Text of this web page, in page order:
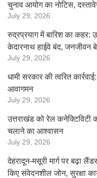
चुनाव आयोग का नोटिस,
July 29, 2026
रुद्रप्रयाग में बारिश का
केदारनाथ हाईवे बंद, जनजीवन
July 29, 2026
धामी सरकार की त्वरित
आवागमन
July 29, 2026
उत्तराखंड को रेल कनेक्टिविटी
चलाने का आश्वासन
July 29, 2026
देहरादून-मसूरी मार्ग पर बढ़ा
किए संवेदनशील जोन, सुरक्षा